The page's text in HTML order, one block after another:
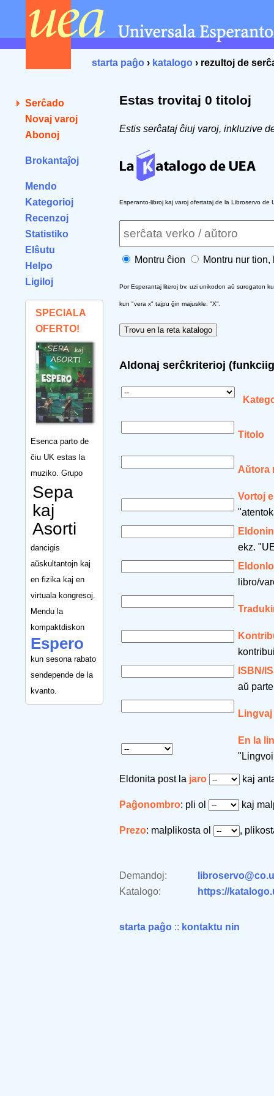
starta paĝo › katalogo › rezultoj de
Serĉado
Novaj varoj
Abonoj
Brokantaĵoj
Mendo
Kategorioj
Recenzoj
Statistiko
Elŝutu
Helpo
Ligiloj
SPECIALA
OFERTO!
Esenca parto de
ĉiu UK estas la
muziko. Grupo
Sepa
kaj
Asorti
dancigis
aŭskultantojn kaj
en fizika kaj en
virtuala kongresoj.
Mendu la
kompaktdiskon
Espero
kun sesona rabato
sendepende de la
kvanto.
Estas trovitaj 0 titoloj
Estis serĉataj ĉiuj varoj, inkluzive
Esperanto-libroj kaj varoj ofertataj de la Libroservo de
Montru ĉion Montru nur
Por Esperantaj literoj bv. uzi unikodon aŭ surogaton
kun "vera x" tajpu ĝin majuskle: "X".
Aldonaj serĉkriterioj
Titolo
Aŭtora
Vortoj
ekz.
libro/
ISBN/
aŭ
En la
Eldonita post la jaro kaj
Paĝonombro: pli ol kaj
Prezo: malplikosta ol ,
Demandoj:
Katalogo:
https://
starta paĝo :: kontaktu nin